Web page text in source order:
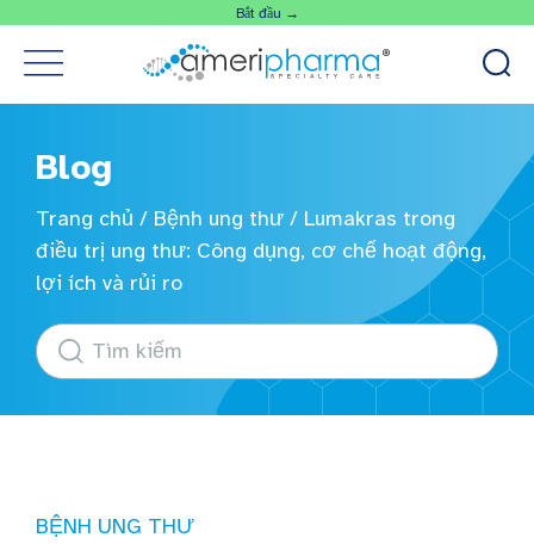
Bắt đầu →
Blog
Trang chủ / Bệnh ung thư / Lumakras trong
điều trị ung thư: Công dụng, cơ chế hoạt động,
lợi ích và rủi ro
BỆNH UNG THƯ